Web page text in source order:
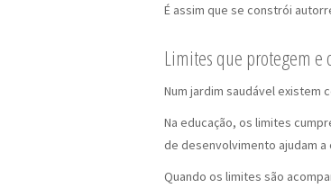
É assim que se constrói
Limites que protegem e
Num jardim saudável existem
Na educação, os limites
de desenvolvimento ajudam
Quando os limites são